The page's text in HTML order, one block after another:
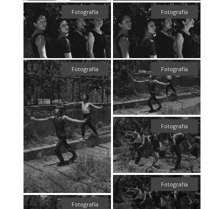
Fotografía Fotografía
Fotografía Fotografía
Fotografía
Fotografía
Fotografía